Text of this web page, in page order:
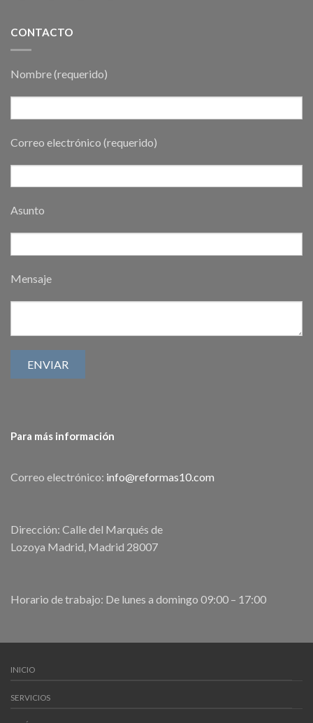
CONTACTO
Nombre (requerido)
Correo electrónico (requerido)
Asunto
Mensaje
Para más información
Correo electrónico: info@reformas10.com
Dirección: Calle del Marqués de
Lozoya Madrid, Madrid 28007
Horario de trabajo: De lunes a domingo 09:00 – 17:00
INICIO
SERVICIOS